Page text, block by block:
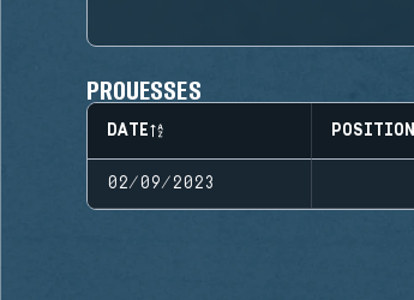
PROUESSES
DATE POSITION
02/09/2023